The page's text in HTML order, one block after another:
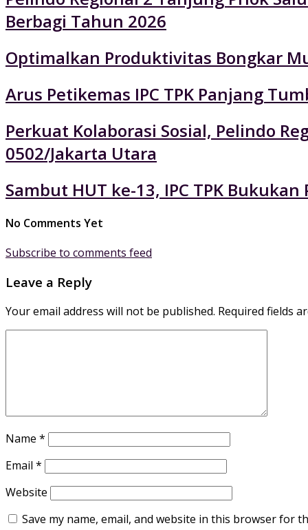
Berbagi Tahun 2026
Optimalkan Produktivitas Bongkar
Arus Petikemas IPC TPK Panjang
Perkuat Kolaborasi Sosial, Pelindo
0502/Jakarta Utara
Sambut HUT ke-13, IPC TPK
No Comments Yet
Subscribe to comments feed
Leave a Reply
Your email address will not be published. Required fields
Name *
Email *
Website
Save my name, email, and website in this browser for